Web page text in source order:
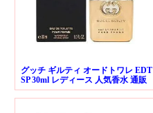
グッチ ギルティ オードトワレ EDT
SP 30ml レディース 人気香水 通販